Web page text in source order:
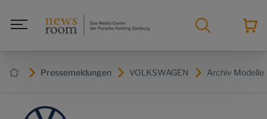
Pressemeldungen VOLKSWAGEN Archiv Modelle